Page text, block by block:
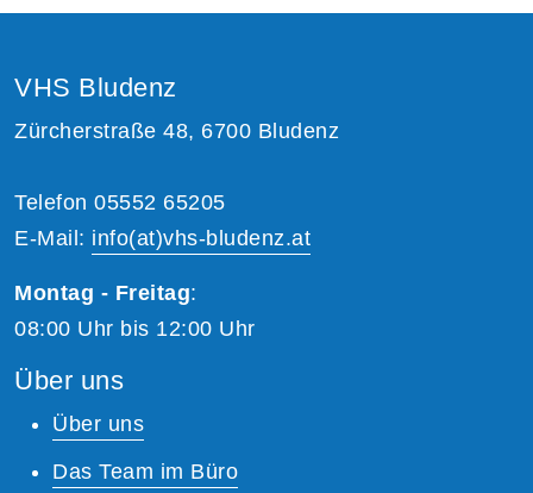
VHS Bludenz
Zürcherstraße 48, 6700 Bludenz
Telefon 05552 65205
E-Mail: info(at)vhs-bludenz.at
Montag - Freitag:
08:00 Uhr bis 12:00 Uhr
Über uns
Über uns
Das Team im Büro